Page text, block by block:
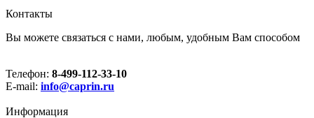
Контакты
Вы можете связаться с нами, любым, удобным Вам способом
Телефон: 8-499-112-33-10
E-mail: info@caprin.ru
Информация